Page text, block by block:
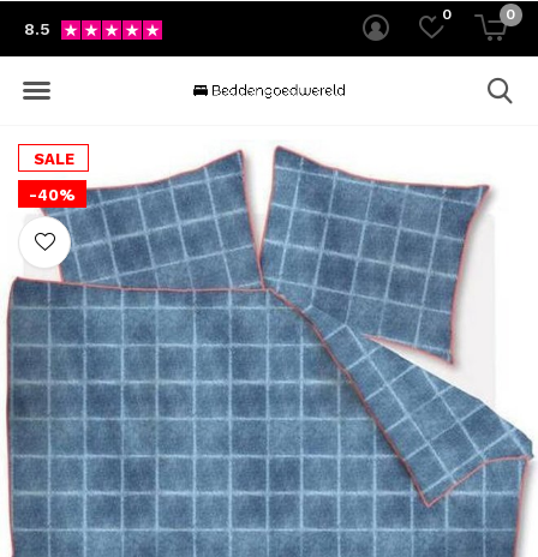
0 0
8.5
SALE
-40%